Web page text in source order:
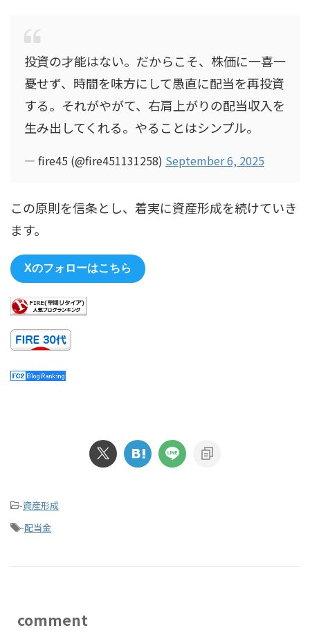
投資の才能はない。だからこそ、株価に一喜一
憂せず、時間を味方にして愚直に配当を再投資
する。それがやがて、右肩上がりの配当収入を
生み出してくれる。やることはシンプル。
— fire45 (@fire451131258) September 6, 2025
この原則を信条とし、着実に資産形成を続けていき
ます。
Xのフォローはこちら
-資産形成
-配当金
comment